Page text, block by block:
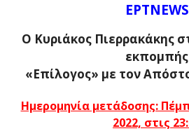
ΕΡΤNEWS
Ο Κυριάκος Πιερρακάκης
εκπομπής
«Επίλογος» με τον
Ημερομηνία μετάδοσης:
2022, στις